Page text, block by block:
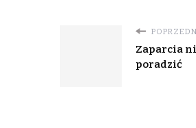
Zaparcia
poradzić